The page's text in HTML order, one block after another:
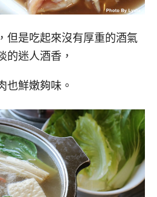
但是吃起來沒有厚重的酒氣
的迷人酒香，
也鮮嫩夠味。